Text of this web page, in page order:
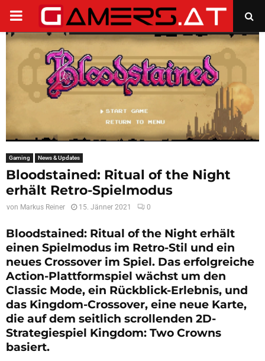
PRIMARY
MENU
Gaming News & Updates
Bloodstained: Ritual of the Night
erhält Retro-Spielmodus
von Markus Reiner 15. Jänner 2021 0
Bloodstained: Ritual of the Night erhält
einen Spielmodus im Retro-Stil und ein
neues Crossover im Spiel. Das erfolgreiche
Action-Plattformspiel wächst um den
Classic Mode, ein Rückblick-Erlebnis, und
das Kingdom-Crossover, eine neue Karte,
die auf dem seitlich scrollenden 2D-
Strategiespiel Kingdom: Two Crowns
basiert.